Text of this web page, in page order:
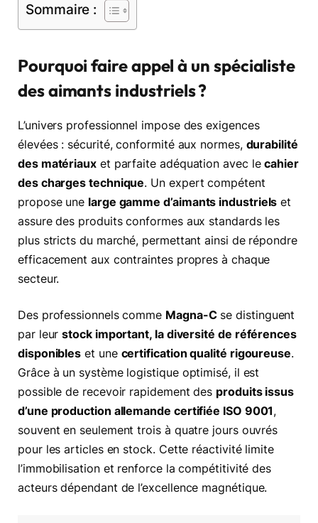
Sommaire :
Pourquoi faire appel à un spécialiste
des aimants industriels ?
L’univers professionnel impose des exigences
élevées : sécurité, conformité aux normes, durabilité
des matériauxet parfaite adéquation avec lecahier
des charges technique. Un expert compétent
propose une large gamme d’aimants industriels et
assure des produits conformes aux standards les
plus stricts du marché, permettant ainsi de répondre
efficacement aux contraintes propres à chaque
secteur.
Des professionnels comme Magna-Cse distinguent
par leurstock important, la diversité de références
disponibles et une certification qualité rigoureuse.
Grâce à un système logistique optimisé, il est
possible de recevoir rapidement des produits issus
d’une production allemande certifiée ISO 9001,
souvent en seulement trois à quatre jours ouvrés
pour les articles en stock. Cette réactivité limite
l’immobilisation et renforce la compétitivité des
acteurs dépendant de l’excellence magnétique.